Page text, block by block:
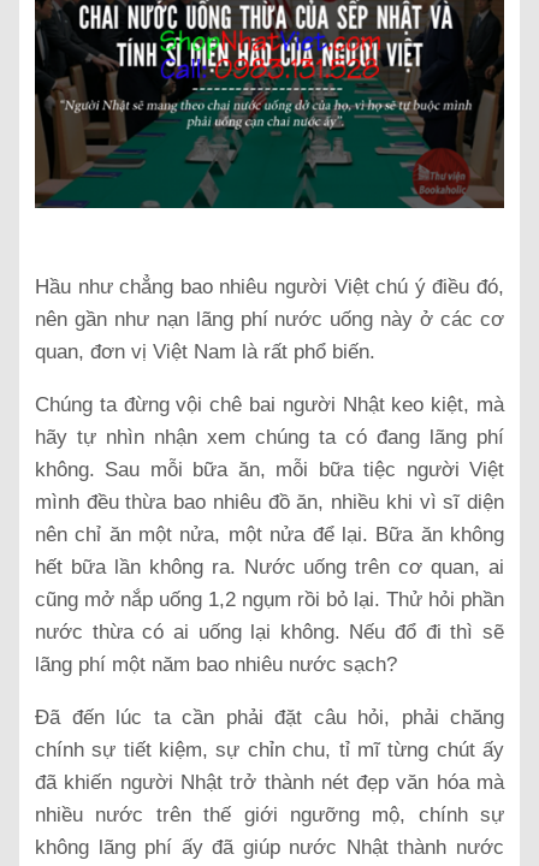
Hầu như chẳng bao nhiêu người Việt chú ý điều đó,
nên gần như nạn lãng phí nước uống này ở các cơ
quan, đơn vị Việt Nam là rất phổ biến.
Chúng ta đừng vội chê bai người Nhật keo kiệt, mà
hãy tự nhìn nhận xem chúng ta có đang lãng phí
không. Sau mỗi bữa ăn, mỗi bữa tiệc người Việt
mình đều thừa bao nhiêu đồ ăn, nhiều khi vì sĩ diện
nên chỉ ăn một nửa, một nửa để lại. Bữa ăn không
hết bữa lần không ra. Nước uống trên cơ quan, ai
cũng mở nắp uống 1,2 ngụm rồi bỏ lại. Thử hỏi phần
nước thừa có ai uống lại không. Nếu đổ đi thì sẽ
lãng phí một năm bao nhiêu nước sạch?
Đã đến lúc ta cần phải đặt câu hỏi, phải chăng
chính sự tiết kiệm, sự chỉn chu, tỉ mĩ từng chút ấy
đã khiến người Nhật trở thành nét đẹp văn hóa mà
nhiều nước trên thế giới ngưỡng mộ, chính sự
không lãng phí ấy đã giúp nước Nhật thành nước